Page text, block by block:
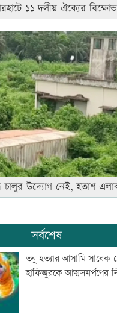
১১ দলীয় ঐক্যের বিক্ষোভ
চালুর উদ্যোগ নেই, হতাশ
সর্বশেষ
তনু হত্যার আসামি সাবেক
হাফিজুরকে আত্মসমর্পণের